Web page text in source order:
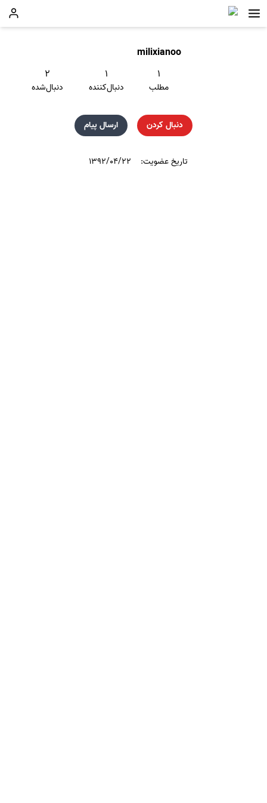
milixianoo
۱
مطلب
۱
دنبال‌کننده
۲
دنبال‌شده
دنبال کردن ارسال پیام
تاریخ عضویت: ۱۳۹۲/۰۴/۲۲